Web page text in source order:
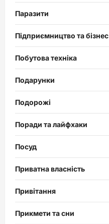
Паразити
Підприємництво та бізнес
Побутова техніка
Подарунки
Подорожі
Поради та лайфхаки
Посуд
Приватна власність
Привітання
Прикмети та сни